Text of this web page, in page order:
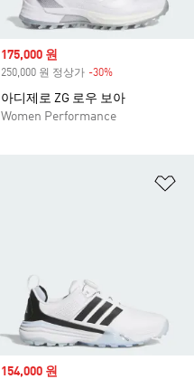
Sale price
175,000 원
250,000 원 정상가 -30%
아디제로 ZG 로우 보아
Women Performance
Sale price
154,000 원